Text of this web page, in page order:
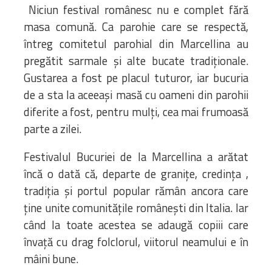
Niciun festival românesc nu e complet fără
masa comună. Ca parohie care se respectă,
întreg comitetul parohial din Marcellina au
pregătit sarmale și alte bucate tradiționale.
Gustarea a fost pe placul tuturor, iar bucuria
de a sta la aceeași masă cu oameni din parohii
diferite a fost, pentru mulți, cea mai frumoasă
parte a zilei.
Festivalul Bucuriei de la Marcellina a arătat
încă o dată că, departe de granițe, credința ,
tradiția și portul popular rămân ancora care
ține unite comunitățile românești din Italia. Iar
când la toate acestea se adaugă copiii care
învață cu drag folclorul, viitorul neamului e în
mâini bune.